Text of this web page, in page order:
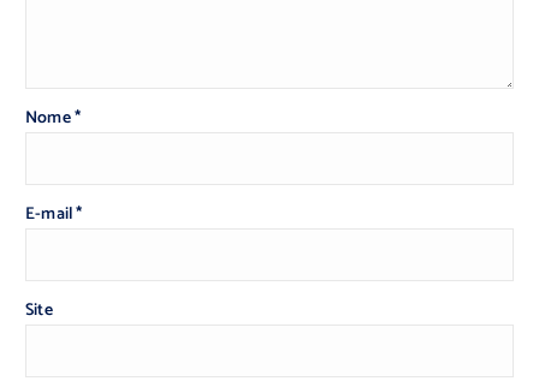
Nome*
E-mail*
Site